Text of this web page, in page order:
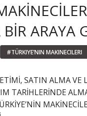
ARAYA
#TÜRKIYE’NIN MAKINECILERI
SATIN ALMA VE
TARİHLERİNDE